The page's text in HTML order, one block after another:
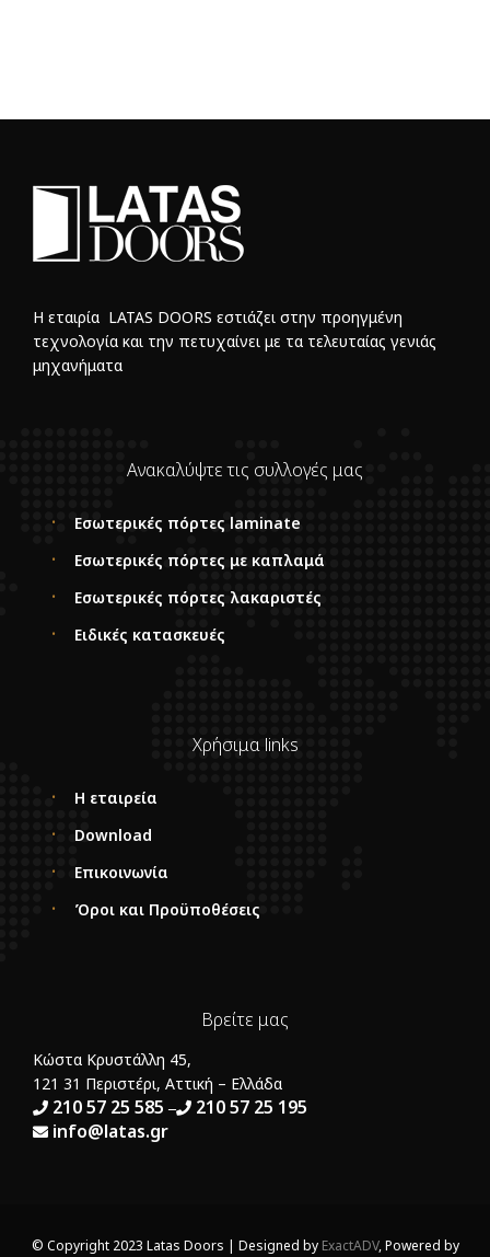
Η εταιρία LATAS DOORS εστιάζει στην προηγμένη
τεχνολογία και την πετυχαίνει με τα τελευταίας γενιάς
μηχανήματα
Ανακαλύψτε τις συλλογές μας
Εσωτερικές πόρτες laminate
Εσωτερικές πόρτες με καπλαμά
Εσωτερικές πόρτες λακαριστές
Ειδικές κατασκευές
Χρήσιμα links
Η εταιρεία
Download
Επικοινωνία
Όροι και Προϋποθέσεις
Βρείτε μας
Κώστα Κρυστάλλη 45,
121 31 Περιστέρι, Αττική – Ελλάδα
210 57 25 585 –
210 57 25 195
info@latas.gr
© Copyright 2023 Latas Doors | Designed by ExactADV, Powered by